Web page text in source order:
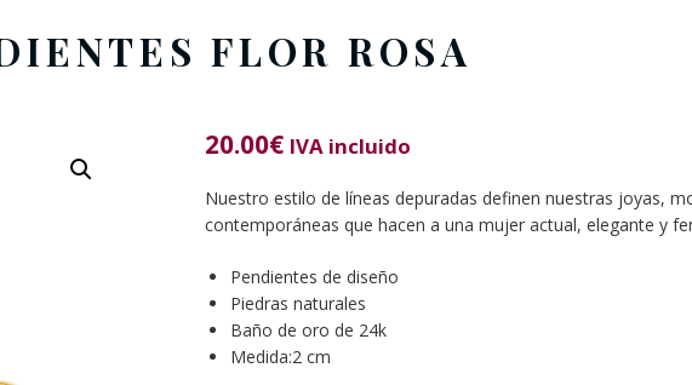
FLOR ROSA
20.00€ IVA incluido
Nuestro estilo de líneas depuradas definen nuestras joyas,
contemporáneas que hacen a una mujer actual, elegante y
Pendientes de diseño
Piedras naturales
Baño de oro de 24k
Medida:2 cm